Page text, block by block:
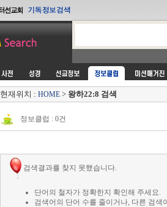
현재위치 : HOME> 왕하22:8 검색
정보클럽 : 0건
검색결과를 찾지 못했습니다.
단어의 철자가 정확한지 확인해 주세요.
검색어의 단어 수를 줄이거나, 다른 검색